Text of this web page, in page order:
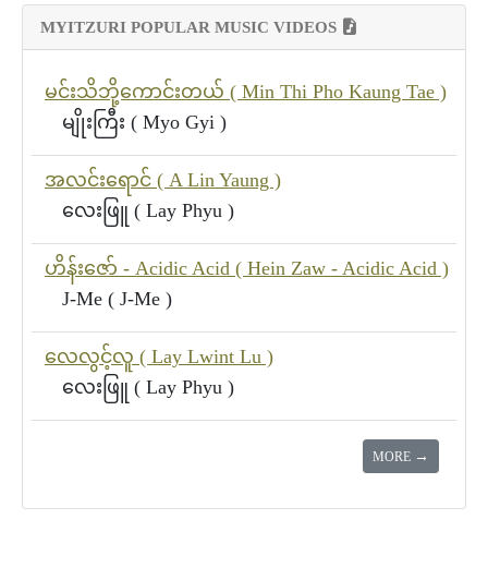
MYITZURI POPULAR MUSIC VIDEOS
မင်းသိဘို့ကောင်းတယ် ( Min Thi Pho Kaung Tae )
မျိုးကြီး ( Myo Gyi )
အလင်းရောင် ( A Lin Yaung )
လေးဖြူ ( Lay Phyu )
ဟိန်းဇော် - Acidic Acid ( Hein Zaw - Acidic Acid )
J-Me ( J-Me )
လေလွင့်လူ ( Lay Lwint Lu )
လေးဖြူ ( Lay Phyu )
MORE →